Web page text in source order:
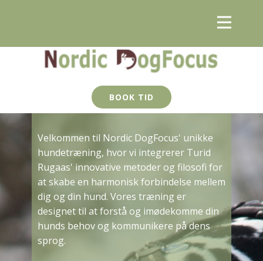
BOOK TID
Velkommen til Nordic DogFocus' unikke
hundetræning, hvor vi integrerer Turid
Rugaas' innovative metoder og filosofi for
at skabe en harmonisk forbindelse mellem
dig og din hund. Vores træning er
designet til at forstå og imødekomme din
hunds behov og kommunikere på dens
sprog.